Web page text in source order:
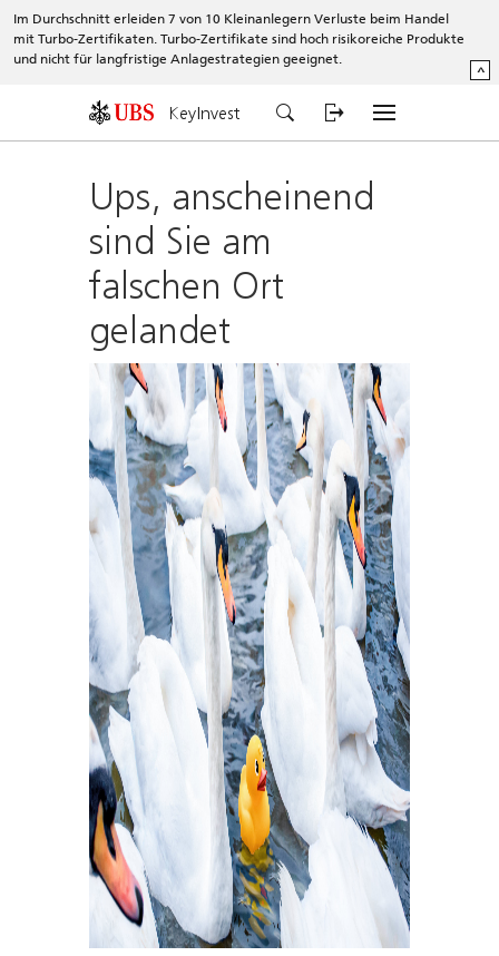
Im Durchschnitt erleiden 7 von 10 Kleinanlegern Verluste beim Handel
mit Turbo-Zertifikaten. Turbo-Zertifikate sind hoch risikoreiche Produkte
und nicht für langfristige Anlagestrategien geeignet.
^
KeyInvest
Ups, anscheinend
sind Sie am
falschen Ort
gelandet